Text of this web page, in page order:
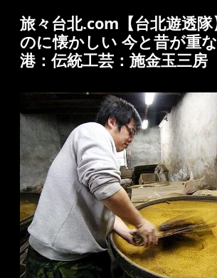
旅々台北.com【台北遊透
のに懐かしい 今と昔が重
港：伝統工芸：施金玉三房